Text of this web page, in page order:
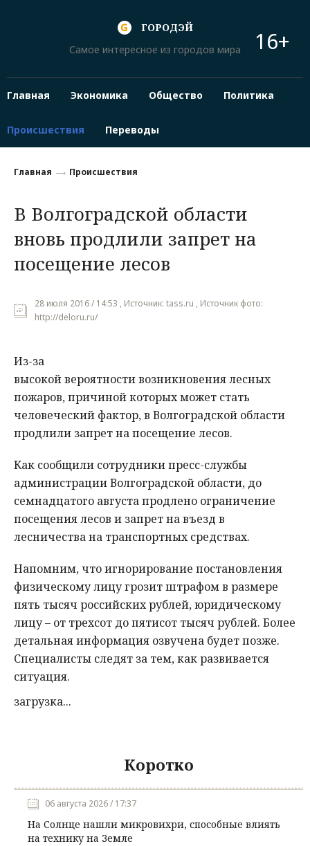
ГОРОДЭЙ
Самое интересное из городов мира
16+
Главная Экономика Общество Политика
Происшествия Переводы
Главная Происшествия
В Волгоградской области
вновь продлили запрет на
посещение лесов
28 июля 2016 / 14:53 , Источник: tass.ru , Источник фото:
http://deloru.ru/
Из-за
высокой вероятности возникновения лесных
пожаров, причиной которых может стать
человеческий фактор, в Волгоградской области
продлили запрет на посещение лесов.
Как сообщили сотрудники пресс-службы
администрации Волгоградской области, до
семнадцатого августа продлено ограничение
посещения лесов и запрет на въезд в
лесничества на транспортных средствах.
Напомним, что игнорирование постановления
физическому лицу грозит штрафом в размере
пять тысяч российских рублей, юридическому
лицу – от трехсот до пятисот тысяч рублей. Более
детальная информация озвучена будет позже.
Специалисты следят за тем, как развивается
ситуация.
загрузка...
Коротко
06 августа 2026 / 17:37
На Солнце нашли микровихри, способные влиять
на технику на Земле